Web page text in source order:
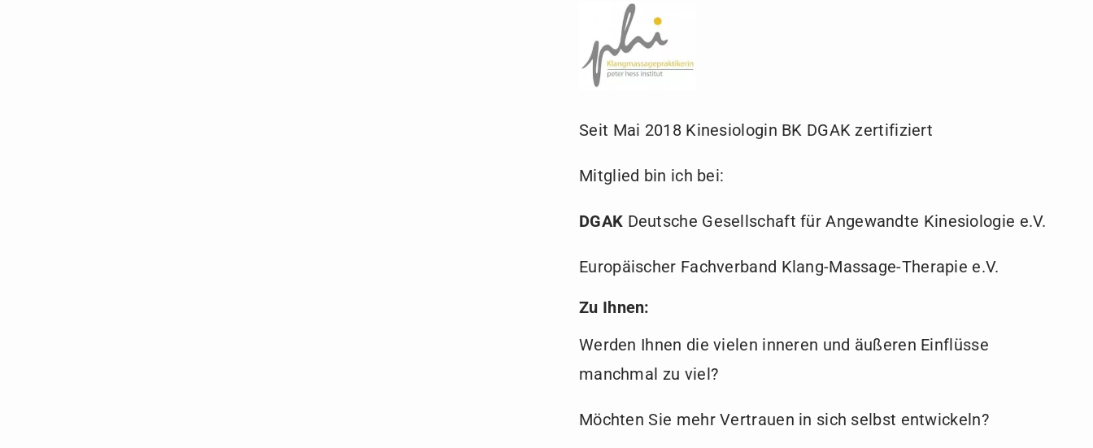
Seit Mai 2018 Kinesiologin BK DGAK zertifiziert
Mitglied bin ich bei:
DGAK Deutsche Gesellschaft für Angewandte Kinesiologie e.V.
Europäischer Fachverband Klang-Massage-Therapie e.V.
Zu Ihnen:
Werden Ihnen die vielen inneren und äußeren Einflüsse
manchmal zu viel?
Möchten Sie mehr Vertrauen in sich selbst entwickeln?